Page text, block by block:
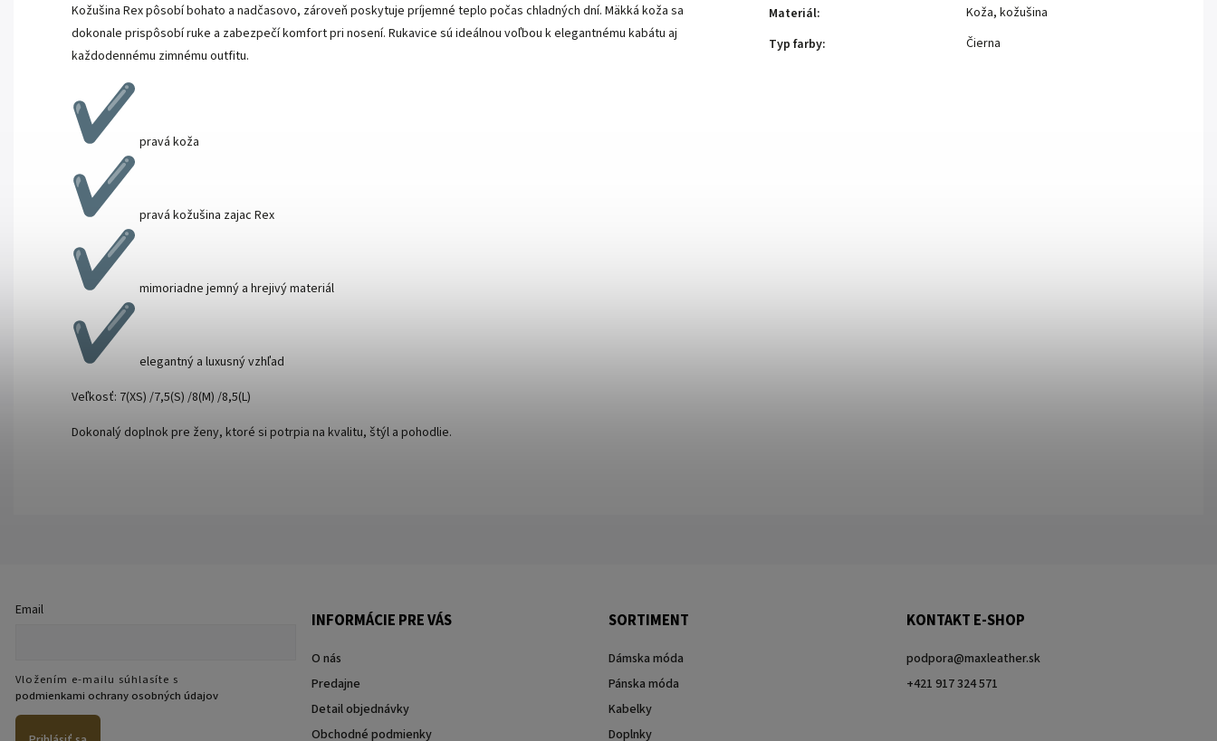
Kožušina Rex pôsobí bohato a nadčasovo, zároveň poskytuje príjemné teplo počas chladných dní. Mäkká koža sa
dokonale prispôsobí ruke a zabezpečí komfort pri nosení. Rukavice sú ideálnou voľbou k elegantnému kabátu aj
každodennému zimnému outfitu.
pravá koža
pravá kožušina zajac Rex
mimoriadne jemný a hrejivý materiál
elegantný a luxusný vzhľad
Veľkosť: 7(XS) /7,5(S) /8(M) /8,5(L)
Dokonalý doplnok pre ženy, ktoré si potrpia na kvalitu, štýl a pohodlie.
Materiál:
Koža, kožušina
Typ farby: Čierna
Email
Vložením e-mailu súhlasíte s
podmienkami ochrany osobných údajov
INFORMÁCIE PRE VÁS
O nás
Predajne
Detail objednávky
Obchodné podmienky
SORTIMENT
Dámska móda
Pánska móda
Kabelky
Doplnky
KONTAKT E-SHOP
podpora@maxleather.sk
+421 917 324 571